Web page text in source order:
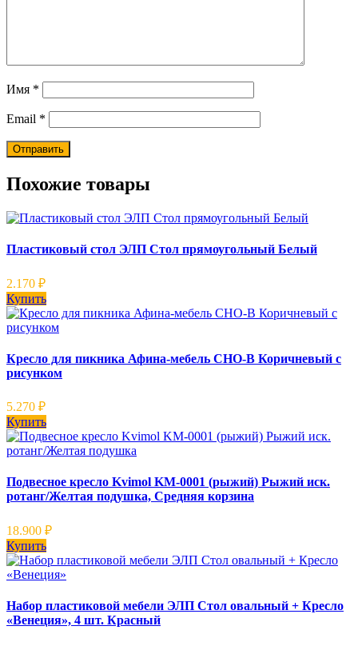
Имя *
Email *
Похожие товары
Пластиковый стол ЭЛП Стол прямоугольный Белый
2.170 ₽
Купить
Кресло для пикника Афина-мебель CHO-В Коричневый с
рисунком
5.270 ₽
Купить
Подвесное кресло Kvimol KM-0001 (рыжий) Рыжий иск.
ротанг/Желтая подушка, Средняя корзина
18.900 ₽
Купить
Набор пластиковой мебели ЭЛП Стол овальный + Кресло
«Венеция», 4 шт. Красный